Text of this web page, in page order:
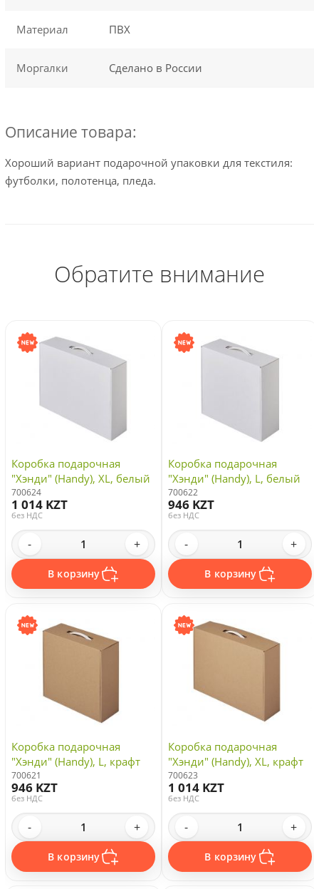
Материал ПВХ
Моргалки Сделано в России
Описание товара:
Хороший вариант подарочной упаковки для текстиля:
футболки, полотенца, пледа.
Обратите внимание
Коробка подарочная
"Хэнди" (Handy), XL, белый
700624
1 014 KZT
без НДС
- +
В корзину
Коробка подарочная
"Хэнди" (Handy), L, белый
700622
946 KZT
без НДС
- +
В корзину
Коробка подарочная
"Хэнди" (Handy), L, крафт
700621
946 KZT
без НДС
- +
В корзину
Коробка подарочная
"Хэнди" (Handy), XL, крафт
700623
1 014 KZT
без НДС
- +
В корзину